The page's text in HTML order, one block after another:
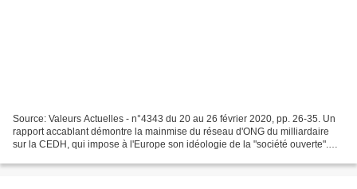
Source: Valeurs Actuelles - n°4343 du 20 au 26 février 2020, pp. 26-35. Un
rapport accablant démontre la mainmise du réseau d'ONG du milliardaire
sur la CEDH, qui impose à l'Europe son idéologie de la "société ouverte".